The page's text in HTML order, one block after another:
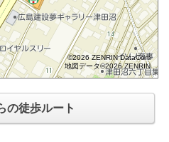
©2026 ZENRIN DataCom
地図データ©2026 ZENRIN
の徒歩ルート